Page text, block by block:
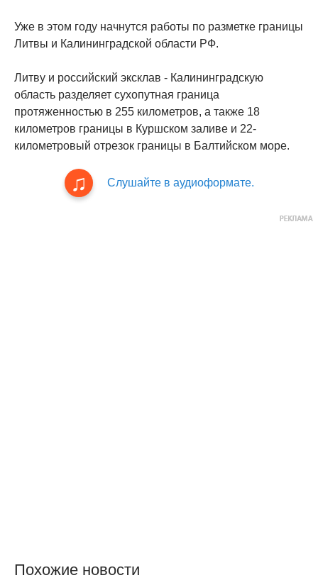
Уже в этом году начнутся работы по разметке границы
Литвы и Калининградской области РФ.
Литву и российский эксклав - Калининградскую
область разделяет сухопутная граница
протяженностью в 255 километров, а также 18
километров границы в Куршском заливе и 22-
километровый отрезок границы в Балтийском море.
Слушайте в аудиоформате.
Похожие новости